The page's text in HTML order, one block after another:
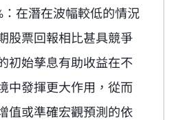
：在潛在波幅較低的情況
股票回報相比甚具競爭
初始孳息有助收益在不
中發揮更大作用，從而
值或準確宏觀預測的依